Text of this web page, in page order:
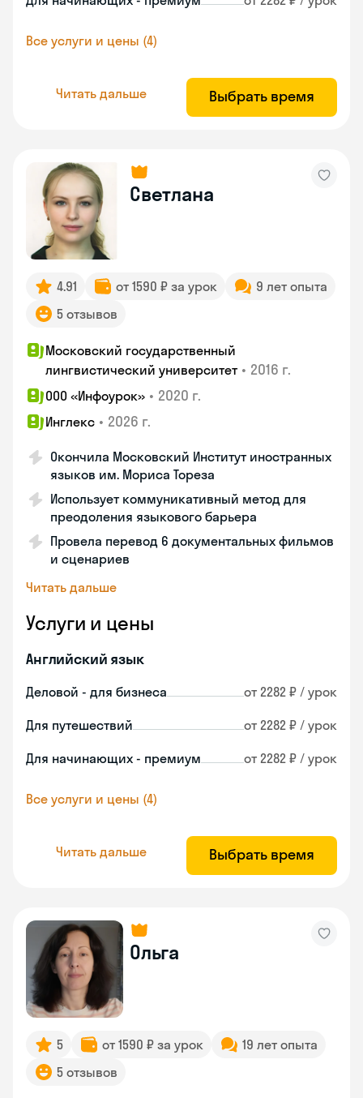
Все услуги и цены (4)
Читать дальше Выбрать время
Светлана
4.91 от 1590 ₽ за урок
9 лет опыта
5 отзывов
Московский государственный
лингвистический университет • 2016 г.
ООО «Инфоурок» • 2020 г.
Инглекс • 2026 г.
Окончила Московский Институт иностранных
языков им. Мориса Тореза
Использует коммуникативный метод для
преодоления языкового барьера
Провела перевод 6 документальных фильмов
и сценариев
Читать дальше
Услуги и цены
Английский язык
Деловой - для бизнеса от 2282 ₽ / урок
Для путешествий от 2282 ₽ / урок
Для начинающих - премиум от 2282 ₽ / урок
Все услуги и цены (4)
Читать дальше Выбрать время
Ольга
5 от 1590 ₽ за урок
19 лет опыта
5 отзывов